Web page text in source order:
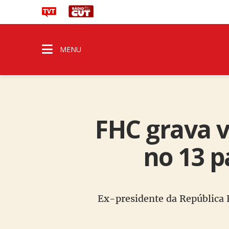
MENU
FHC grava
no 13
Ex-presidente da República